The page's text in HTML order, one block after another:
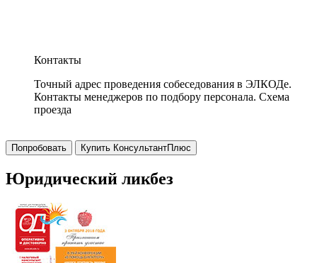
Контакты
Точный адрес проведения собеседования в ЭЛКОДе.
Контакты менеджеров по подбору персонала. Схема
проезда
Попробовать Купить КонсультантПлюс
Юридический ликбез